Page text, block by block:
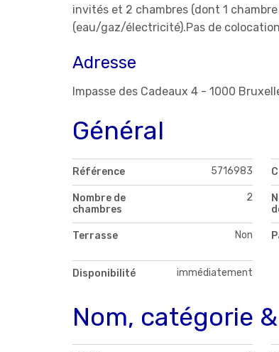
invités et 2 chambres (dont 1
(eau/gaz/électricité).Pas de colocation
Adresse
Impasse des Cadeaux 4 - 1000
Général
Référence 5716983
Nombre de
chambres
2
Terrasse Non
Disponibilité immédiatement
Nom, catégorie